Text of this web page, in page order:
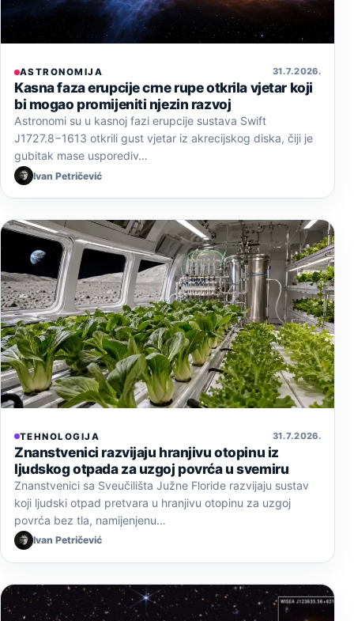
ASTRONOMIJA 31. 7. 2026.
Kasna faza erupcije crne rupe otkrila vjetar koji
bi mogao promijeniti njezin razvoj
Astronomi su u kasnoj fazi erupcije sustava Swift
J1727.8−1613 otkrili gust vjetar iz akrecijskog diska, čiji je
gubitak mase usporediv…
Ivan Petričević
TEHNOLOGIJA 31. 7. 2026.
Znanstvenici razvijaju hranjivu otopinu iz
ljudskog otpada za uzgoj povrća u svemiru
Znanstvenici sa Sveučilišta Južne Floride razvijaju sustav
koji ljudski otpad pretvara u hranjivu otopinu za uzgoj
povrća bez tla, namijenjenu…
Ivan Petričević